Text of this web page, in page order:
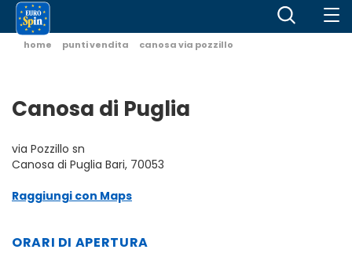
home punti vendita canosa via pozzillo
Canosa di Puglia
via Pozzillo sn
Canosa di Puglia Bari, 70053
Raggiungi con Maps
ORARI DI APERTURA